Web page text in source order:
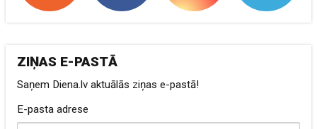
ZIŅAS E-PASTĀ
Saņem Diena.lv aktuālās ziņas e-pastā!
E-pasta adrese